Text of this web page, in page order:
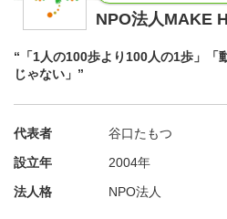
NPO法人MAKE
“「1人の100歩より100人の1歩」「
じゃない」”
代表者
谷口たもつ
設立年
2004年
法人格
NPO法人